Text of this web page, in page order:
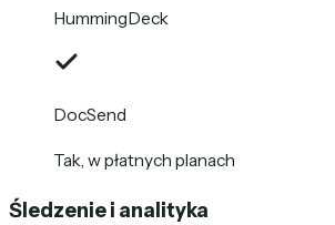
HummingDeck
DocSend
Tak, w płatnych planach
Śledzenie i analityka